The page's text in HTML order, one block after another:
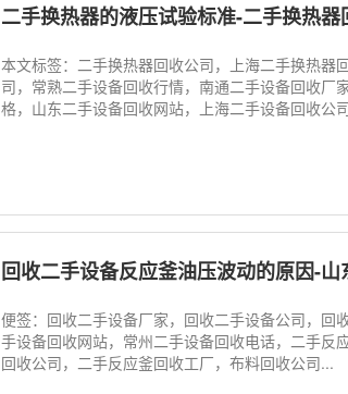
二手换热器的液压试验标准-二手换热
本文标签：二手换热器回收公司，上海二手换热器
司，常熟二手设备回收行情，南通二手设备回收
格，山东二手设备回收网站，上海二手设备回收公
回收二手设备反应釜油压波动的原因-
便签：回收二手设备厂家，回收二手设备公司，回
手设备回收网站，常州二手设备回收电话，二手反
回收公司，二手反应釜回收工厂，布料回收公司...